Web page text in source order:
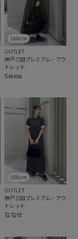
160cm
OUTLET
神戸三田プレミアム・アウ
トレット
Serina
156cm
OUTLET
神戸三田プレミアム・アウ
トレット
ななせ